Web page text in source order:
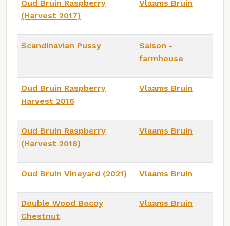
Oud Bruin Raspberry
(Harvest 2017)
Vlaams Bruin
Scandinavian Pussy
Saison -
farmhouse
Oud Bruin Raspberry
Harvest 2016
Vlaams Bruin
Oud Bruin Raspberry
(Harvest 2018)
Vlaams Bruin
Oud Bruin Vineyard (2021) Vlaams Bruin
Double Wood Bocoy
Chestnut
Vlaams Bruin